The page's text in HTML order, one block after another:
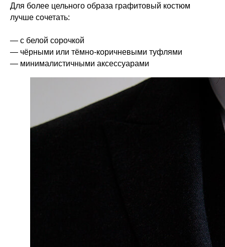
Для более цельного образа графитовый костюм
лучше сочетать:
— с белой сорочкой
— чёрными или тёмно-коричневыми туфлями
— минималистичными аксессуарами